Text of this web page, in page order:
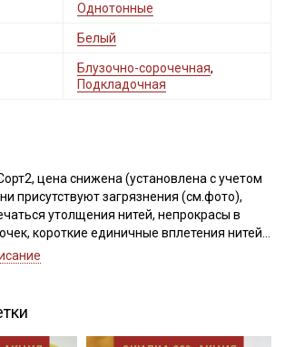
Однотонные
Белый
Блузочно-сорочечная,
Подкладочная
цена снижена (установлена с учетом
присутствуют загрязнения (см.фото),
утолщения нитей, непрокрасы в
короткие единичные вплетения нитей
вдоль кромки на расстоянии до 5см
материал из 100% вискозы, нежный
поддается драпировке. Идеально